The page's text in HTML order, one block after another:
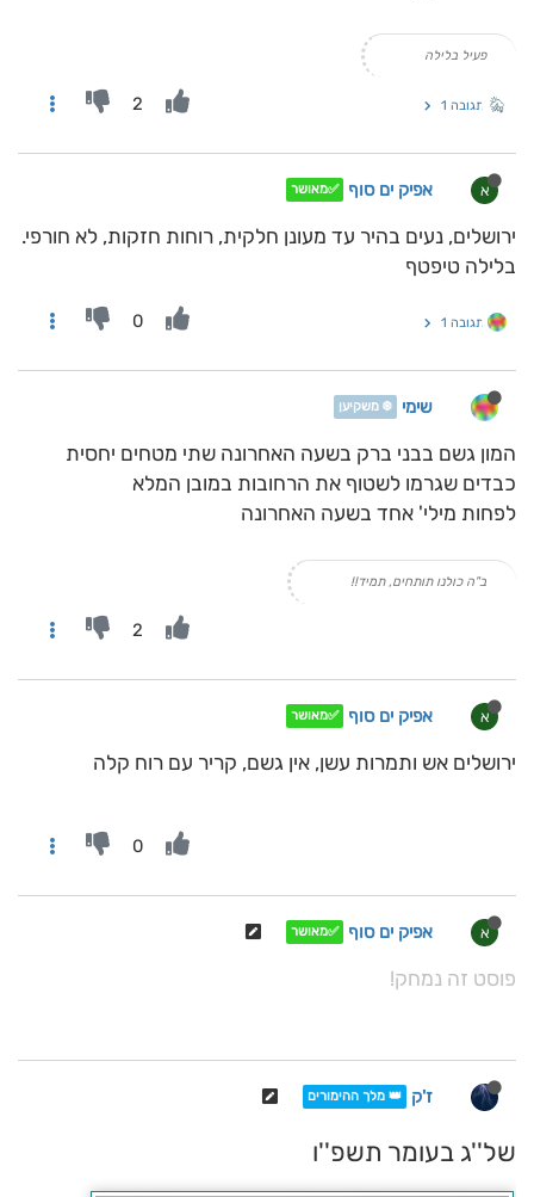
פעיל בלילה
תגובה 1 2
א אפיק ים סוף ✅מאושר
ירושלים, נעים בהיר עד מעונן חלקית, רוחות חזקות, לא חורפי.
בלילה טיפטף
תגובה 1 0
שימי ❄️ משקיען
המון גשם בבני ברק בשעה האחרונה שתי מטחים יחסית
כבדים שגרמו לשטוף את הרחובות במובן המלא
לפחות מילי' אחד בשעה האחרונה
ב"ה כולנו תותחים, תמיד!!
2
א אפיק ים סוף ✅מאושר
ירושלים אש ותמרות עשן, אין גשם, קריר עם רוח קלה
0
א אפיק ים סוף ✅מאושר
פוסט זה נמחק!
ז'ק 👑 מלך ההימורים
של''ג בעומר תשפ''ו